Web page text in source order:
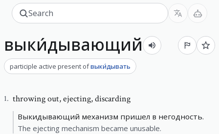
выки́дывающий
participle active present ofвыки́дывать
1. throwing out,ejecting, discarding
Выкидывающий механизм пришел в негодность.
The ejecting mechanism became unusable.